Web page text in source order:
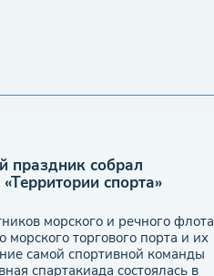
праздник собрал
спорта»
морского и речного флота
морского торгового порта и их
самой спортивной команды
спартакиада состоялась в